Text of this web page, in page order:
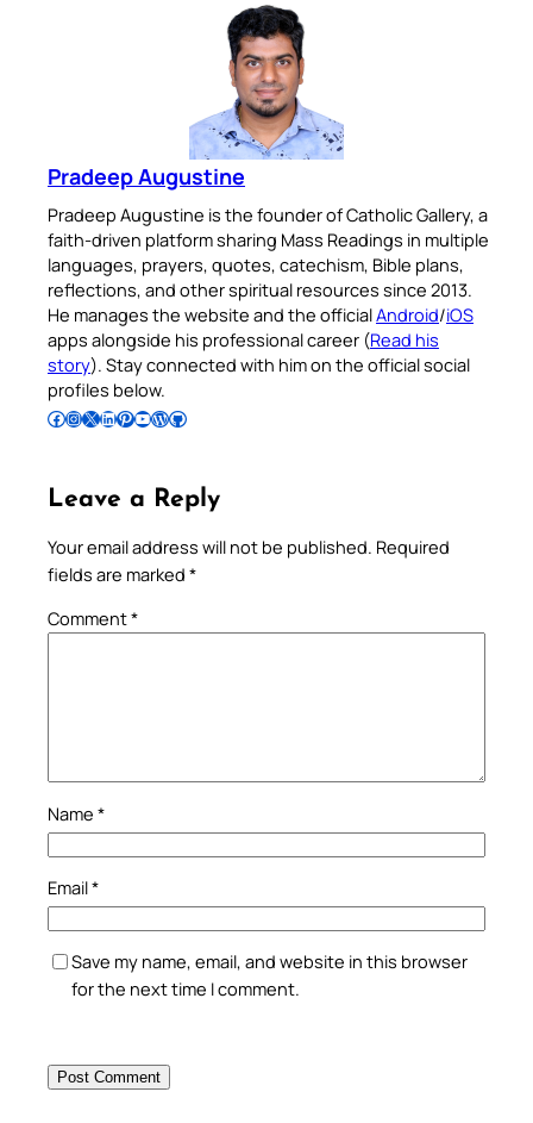
Pradeep Augustine
Pradeep Augustine is the founder of Catholic Gallery, a
faith-driven platform sharing Mass Readings in multiple
languages, prayers, quotes, catechism, Bible plans,
reflections, and other spiritual resources since 2013.
He manages the website and the officialAndroid/iOS
apps alongside his professional career (Read his
story). Stay connected with him on the official social
profiles below.
Follow Pradeep on Facebook Follow Pradeep on InstagramFollow Pradeep on X Follow Pradeep on LinkedIn Follow Pradeep on Pinterest Subscribe to Pradeep’s Youtube Channel Follow Pradeep on WordPress Follow Pradeep on GitHub
Leave a Reply
Your email address will not be published. Required
fields are marked *
Comment*
Name *
Email*
Save my name, email, and website in this browser
for the next time I comment.